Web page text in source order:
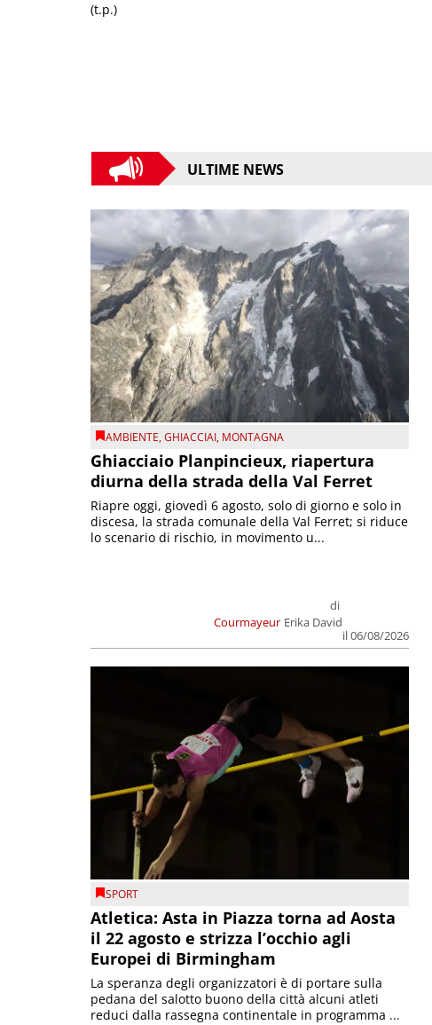
(t.p.)
ULTIME NEWS
AMBIENTE,GHIACCIAI, MONTAGNA
Ghiacciaio Planpincieux, riapertura
diurna della strada della Val Ferret
Courmayeur
di
Erika David
il 06/08/2026
Riapre oggi, giovedì 6 agosto, solo di giorno e solo in
discesa, la strada comunale della Val Ferret; si riduce
lo scenario di rischio, in movimento u...
SPORT
Atletica: Asta in Piazza torna ad Aosta
il 22 agosto e strizza l’occhio agli
Europei di Birmingham
La speranza degli organizzatori è di portare sulla
pedana del salotto buono della città alcuni atleti
reduci dalla rassegna continentale in programma ...